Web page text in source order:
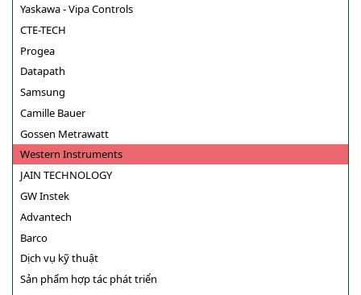
Yaskawa - Vipa Controls
CTE-TECH
Progea
Datapath
Samsung
Camille Bauer
Gossen Metrawatt
Western Instruments
JAIN TECHNOLOGY
GW Instek
Advantech
Barco
Dịch vụ kỹ thuật
Sản phẩm hợp tác phát triển